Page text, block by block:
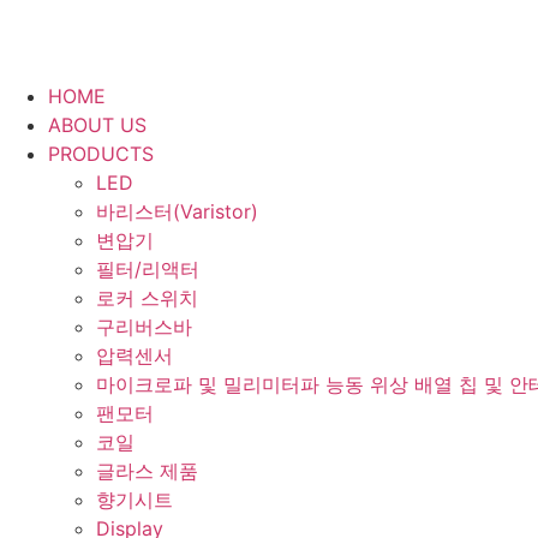
HOME
ABOUT US
PRODUCTS
LED
바리스터(Varistor)
변압기
필터/리액터
로커 스위치
구리버스바
압력센서
마이크로파 및 밀리미터파 능동 위상 배열 칩 및 안
팬모터
코일
글라스 제품
향기시트
Display